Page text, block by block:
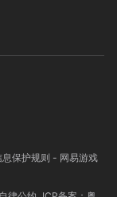
保护规则 - 网易游戏